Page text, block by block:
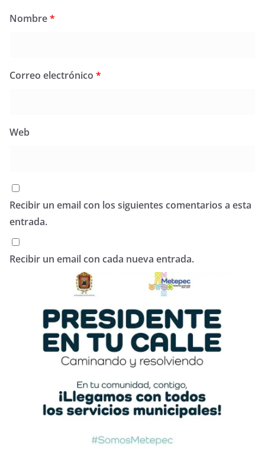
Nombre*
Correo electrónico *
Web
Recibir un email con los siguientes comentarios a esta
entrada.
Recibir un email con cada nueva entrada.